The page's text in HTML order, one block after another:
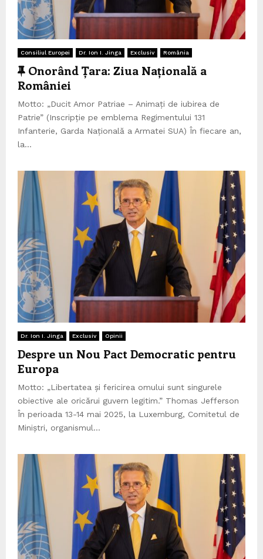
ă
Consiliul Europei Dr. Ion I. Jinga Exclusiv România
C
a
r
a
c
t
r
i
c
ă
Onorând Țara: Ziua Națională a
României
Motto: „Ducit Amor Patriae – Animați de iubirea de
Patrie” (Inscripție pe emblema Regimentului 131
Infanterie, Garda Națională a Armatei SUA) În fiecare an,
la...
Dr. Ion I. Jinga Exclusiv Opinii
Despre un Nou Pact Democratic pentru
Europa
Motto: „Libertatea și fericirea omului sunt singurele
obiective ale oricărui guvern legitim.” Thomas Jefferson
În perioada 13-14 mai 2025, la Luxemburg, Comitetul de
Miniștri, organismul...